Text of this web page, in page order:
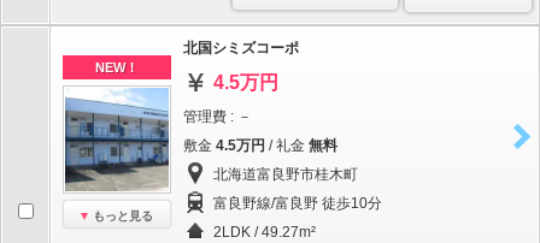
NEW！
もっと見る
北国シミズコーポ
4.5万円
管理費 : －
敷金 4.5万円 / 礼金 無料
北海道富良野市桂木町
富良野線/富良野 徒歩10分
2LDK / 49.27m²